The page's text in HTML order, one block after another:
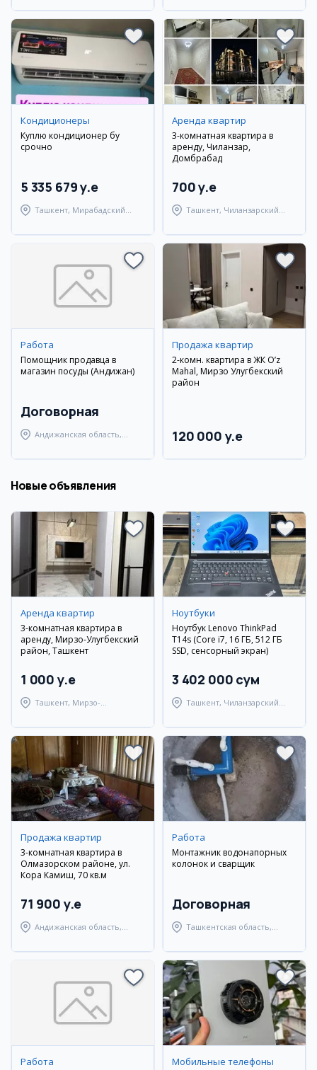
Кондиционеры
Куплю кондиционер бу
срочно
5 335 679 y.e
Ташкент, Мирабадский
Аренда квартир
3-комнатная квартира в
аренду, Чиланзар,
Домбрабад
700 y.e
Ташкент, Чиланзарский
Работа
Помощник продавца в
магазин посуды (Андижан)
Договорная
Андижанская область,
Продажа квартир
2-комн. квартира в ЖК O’z
Mahal, Мирзо Улугбекский
район
120 000 y.e
Новые объявления
Аренда квартир
3-комнатная квартира в
аренду, Мирзо-Улугбекский
район, Ташкент
1 000 y.e
Ташкент, Мирзо-
Ноутбуки
Ноутбук Lenovo ThinkPad
T14s (Core i7, 16 ГБ, 512 ГБ
SSD, сенсорный экран)
3 402 000 сум
Ташкент, Чиланзарский
Продажа квартир
3-комнатная квартира в
Олмазорском районе, ул.
Кора Камиш, 70 кв.м
71 900 y.e
Андижанская область,
Работа
Монтажник водонапорных
колонок и сварщик
Договорная
Ташкентская область,
Работа Мобильные телефоны